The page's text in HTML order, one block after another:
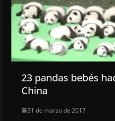
23 pandas bebés
China
31 de marzo de 2017